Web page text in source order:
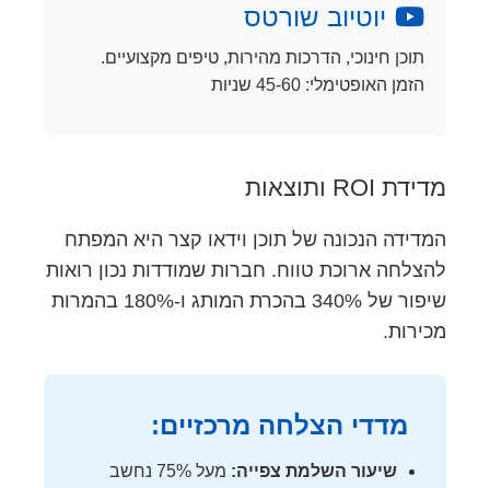
יוטיוב שורטס
תוכן חינוכי, הדרכות מהירות, טיפים מקצועיים.
הזמן האופטימלי: 45-60 שניות
מדידת ROI ותוצאות
המדידה הנכונה של תוכן וידאו קצר היא המפתח
להצלחה ארוכת טווח. חברות שמודדות נכון רואות
שיפור של 340% בהכרת המותג ו-180% בהמרות
מכירות.
מדדי הצלחה מרכזיים:
שיעור השלמת צפייה:
מעל 75% נחשב